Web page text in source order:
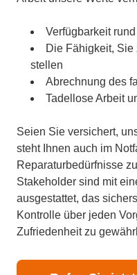
Verfügbarkeit
Die Fähigkeit,
stellen
Abrechnung des
Tadellose Arbeit
Seien Sie versichert,
steht Ihnen auch im
Reparaturbedürfnisse
Stakeholder sind mit
ausgestattet, das
Kontrolle über jeden
Zufriedenheit zu